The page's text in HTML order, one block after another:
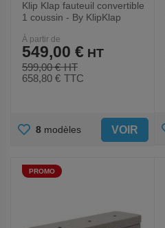
Klip Klap fauteuil convertible
1 coussin - By KlipKlap
À partir de
599,00 €
549,00 €
658,80 € TTC
AJOUTER
FAVORIS
8 modèles VOIR
PROMO